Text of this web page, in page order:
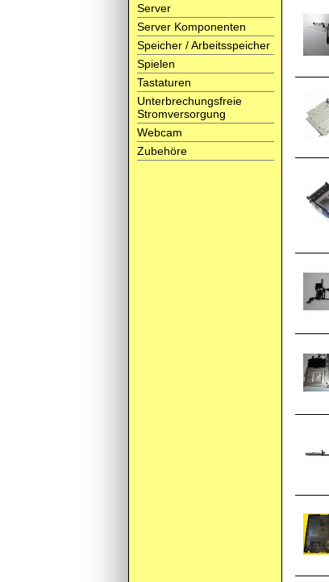
Server
Server Komponenten
Speicher / Arbeitsspeicher
Spielen
Tastaturen
Unterbrechungsfreie
Stromversorgung
Webcam
Zubehöre